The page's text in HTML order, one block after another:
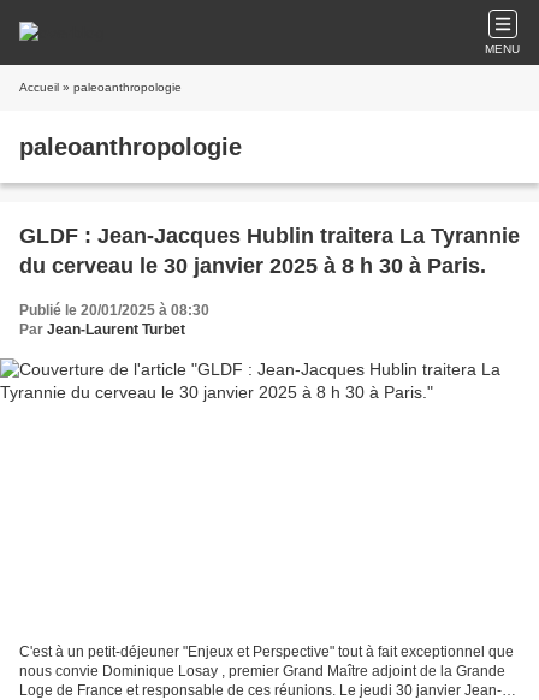
MENU
Accueil » paleoanthropologie
paleoanthropologie
GLDF : Jean-Jacques Hublin traitera La Tyrannie
du cerveau le 30 janvier 2025 à 8 h 30 à Paris.
Publié le 20/01/2025 à 08:30
Par Jean-Laurent Turbet
C'est à un petit-déjeuner "Enjeux et Perspective" tout à fait exceptionnel que
nous convie Dominique Losay , premier Grand Maître adjoint de la Grande
Loge de France et responsable de ces réunions. Le jeudi 30 janvier Jean-